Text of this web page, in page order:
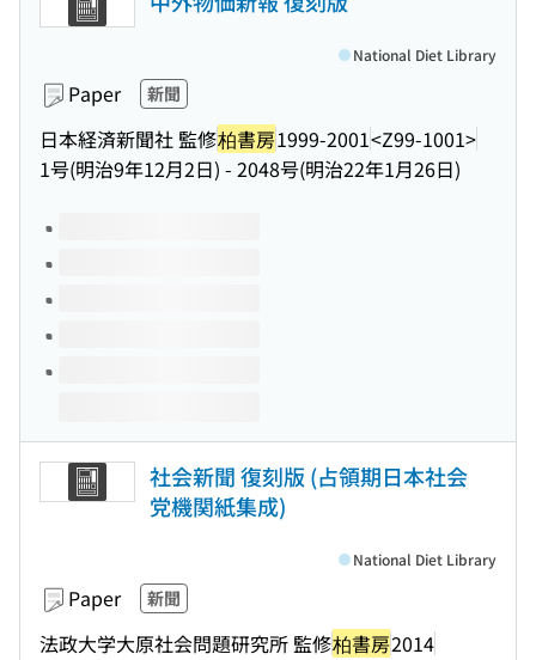
Paper 新聞
日本経済新聞社 監修柏書房1999-2001<Z99-1001>
1号(明治9年12月2日) - 2048号(明治22年1月26日)
National Diet Library
Volumes of this title
社会新聞 復刻版 (占領期日本社会
党機関紙集成)
Paper 新聞
法政大学大原社会問題研究所 監修柏書房2014
National Diet Library